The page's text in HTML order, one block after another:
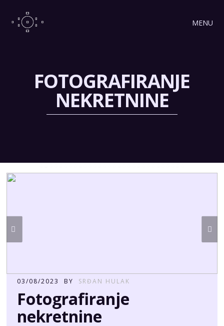
MENU
FOTOGRAFIRANJE
NEKRETNINE
03/08/2023 BY SRĐAN HULAK
Fotografiranje
nekretnine